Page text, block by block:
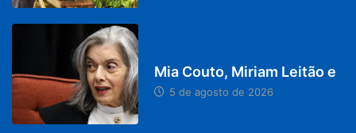
Mia Couto, Miriam Leitão e
5 de agosto de 2026